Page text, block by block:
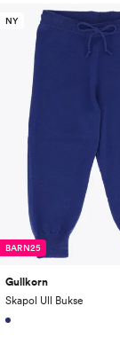
NY
BARN25
Gullkorn
Skapol Ull Bukse